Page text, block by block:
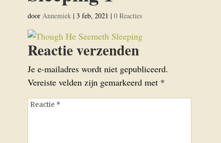
door Annemiek| 3 feb, 2021 | 0 Reacties
Reactie verzenden
Je e-mailadres wordt niet gepubliceerd.
Vereiste velden zijn gemarkeerd met *